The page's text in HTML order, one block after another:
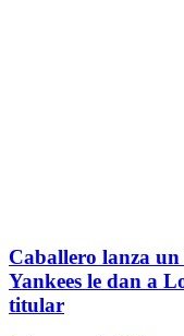
Caballero lanza un
Yankees le dan a
titular